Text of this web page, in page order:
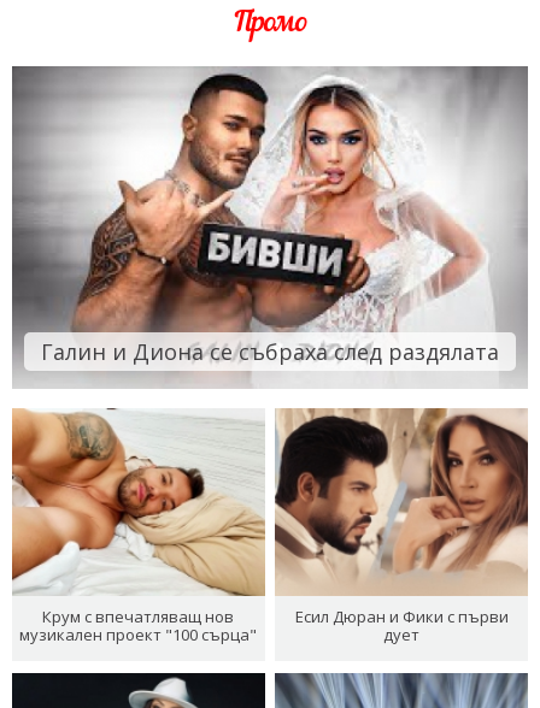
Промо
Галин и Диона се събраха след раздялата
Крум с впечатляващ нов
музикален проект "100 сърца"
Есил Дюран и Фики с първи
дует